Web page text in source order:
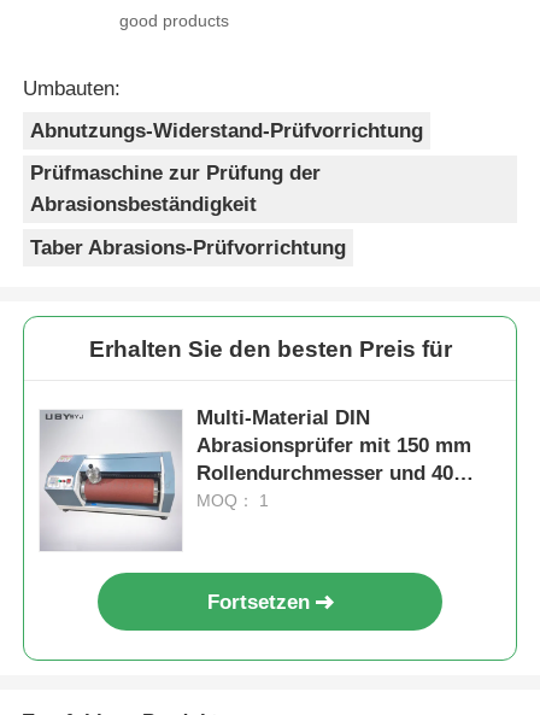
good products
Umbauten:
Abnutzungs-Widerstand-Prüfvorrichtung
Prüfmaschine zur Prüfung der
Abrasionsbeständigkeit
Taber Abrasions-Prüfvorrichtung
Erhalten Sie den besten Preis für
Multi-Material DIN
Abrasionsprüfer mit 150 mm
Rollendurchmesser und 40
Rpm Rollgeschwindigkeit für
MOQ： 1
Fortsetzen